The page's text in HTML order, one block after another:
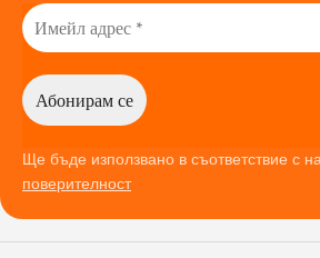
Ще бъде използвано в съответствие с
поверителност